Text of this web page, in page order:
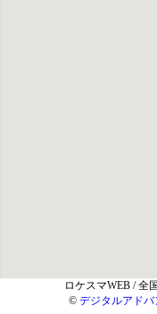
ロケスマWEB / 全
© デジタルアドバ